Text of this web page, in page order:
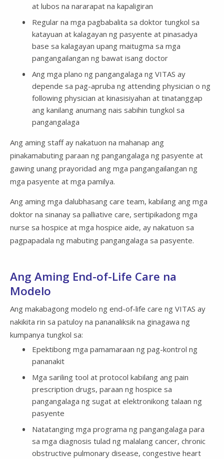
at lubos na nararapat na kapaligiran
Regular na mga pagbabalita sa doktor tungkol sa
katayuan at kalagayan ng pasyente at pinasadya
base sa kalagayan upang maitugma sa mga
pangangailangan ng bawat isang doctor
Ang mga plano ng pangangalaga ng VITAS ay
depende sa pag-apruba ng attending physician o ng
following physician at kinasisiyahan at tinatanggap
ang kanilang anumang nais sabihin tungkol sa
pangangalaga
Ang aming staff ay nakatuon na mahanap ang
pinakamabuting paraan ng pangangalaga ng pasyente at
gawing unang prayoridad ang mga pangangailangan ng
mga pasyente at mga pamilya.
Ang aming mga dalubhasang care team, kabilang ang mga
doktor na sinanay sa palliative care, sertipikadong mga
nurse sa hospice at mga hospice aide, ay nakatuon sa
pagpapadala ng mabuting pangangalaga sa pasyente.
Ang Aming End-of-Life Care na
Modelo
Ang makabagong modelo ng end-of-life care ng VITAS ay
nakikita rin sa patuloy na pananaliksik na ginagawa ng
kumpanya tungkol sa:
Epektibong mga pamamaraan ng pag-kontrol ng
pananakit
Mga sariling tool at protocol kabilang ang pain
prescription drugs, paraan ng hospice sa
pangangalaga ng sugat at elektronikong talaan ng
pasyente
Natatanging mga programa ng pangangalaga para
sa mga diagnosis tulad ng malalang cancer, chronic
obstructive pulmonary disease, congestive heart